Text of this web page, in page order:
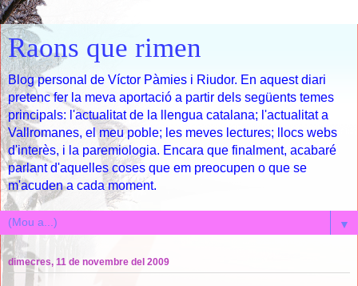
Raons que rimen
Blog personal de Víctor Pàmies i Riudor. En aquest diari
pretenc fer la meva aportació a partir dels següents temes
principals: l'actualitat de la llengua catalana; l'actualitat a
Vallromanes, el meu poble; les meves lectures; llocs webs
d'interès, i la paremiologia. Encara que finalment, acabaré
parlant d'aquelles coses que em preocupen o que se
m'acuden a cada moment.
▼
dimecres, 11 de novembre del 2009